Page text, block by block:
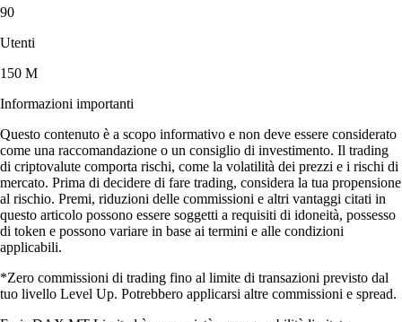
90
Utenti
150 M
Informazioni importanti
Questo contenuto è a scopo informativo e non deve essere considerato
come una raccomandazione o un consiglio di investimento. Il trading
di criptovalute comporta rischi, come la volatilità dei prezzi e i rischi di
mercato. Prima di decidere di fare trading, considera la tua propensione
al rischio. Premi, riduzioni delle commissioni e altri vantaggi citati in
questo articolo possono essere soggetti a requisiti di idoneità, possesso
di token e possono variare in base ai termini e alle condizioni
applicabili.
*Zero commissioni di trading fino al limite di transazioni previsto dal
tuo livello Level Up. Potrebbero applicarsi altre commissioni e spread.